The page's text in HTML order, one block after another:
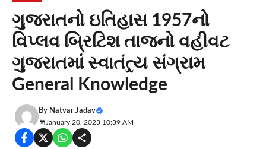
ગુજરાતનો ઇતિહાસ 1957નો
વિપ્લવ બ્રિટિશ તાજનો વહીવટ
ગુજરાતમાં સ્વાતંત્ર્ય સંગ્રામ
General Knowledge
By Natvar Jadav
January 20, 2023 10:39 AM